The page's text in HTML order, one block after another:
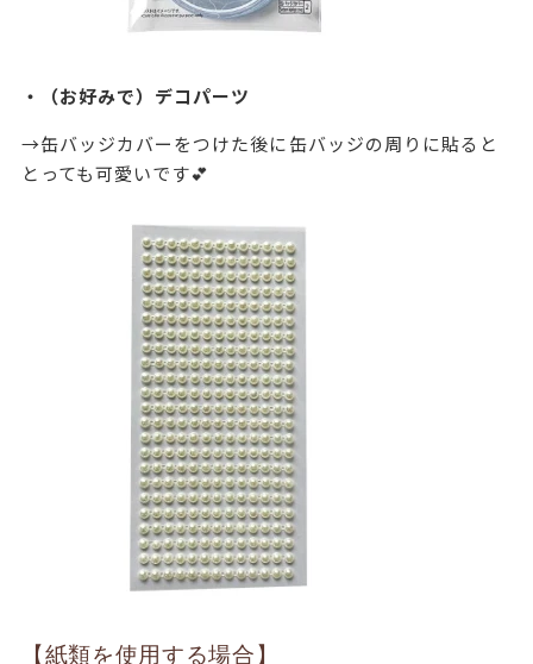
・（お好みで）デコパーツ
→缶バッジカバーをつけた後に缶バッジの周りに貼ると
とっても可愛いです💕
【紙類を使用する場合】